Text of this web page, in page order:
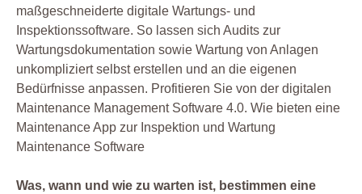
maßgeschneiderte digitale Wartungs- und
Inspektionssoftware. So lassen sich Audits zur
Wartungsdokumentation sowie Wartung von Anlagen
unkompliziert selbst erstellen und an die eigenen
Bedürfnisse anpassen. Profitieren Sie von der digitalen
Maintenance Management Software 4.0. Wie bieten eine
Maintenance App zur Inspektion und Wartung
Maintenance Software
Was, wann und wie zu warten ist, bestimmen eine